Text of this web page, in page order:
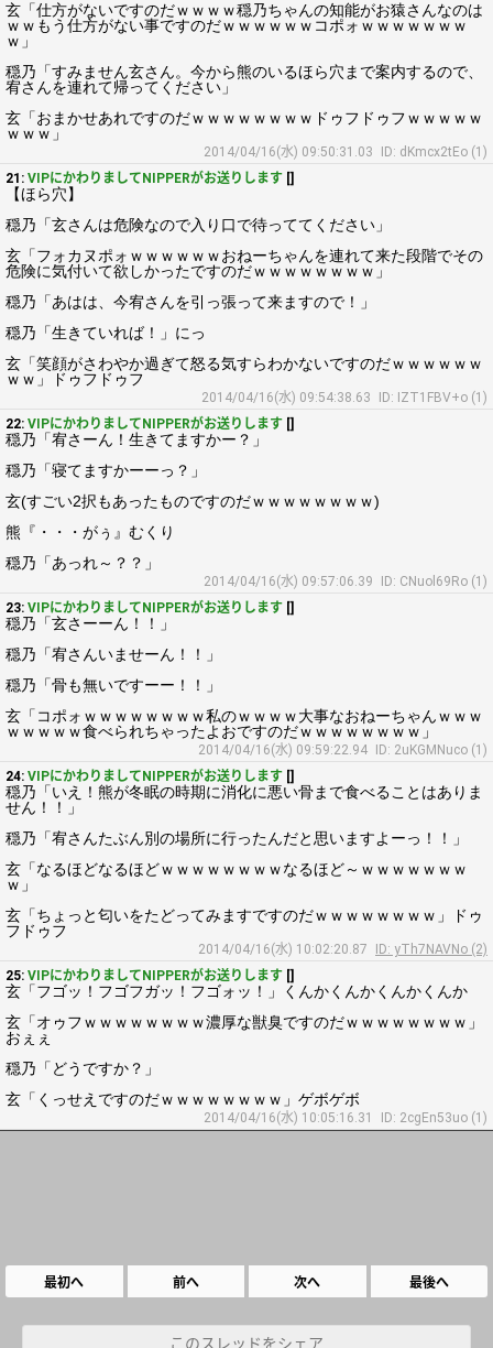
玄「仕方がないですのだｗｗｗｗ穏乃ちゃんの知能がお猿さんなのは
ｗｗもう仕方がない事ですのだｗｗｗｗｗｗコポォｗｗｗｗｗｗｗ
ｗ」
穏乃「すみません玄さん。今から熊のいるほら穴まで案内するので、
宥さんを連れて帰ってください」
玄「おまかせあれですのだｗｗｗｗｗｗｗｗドゥフドゥフｗｗｗｗｗ
ｗｗｗ」
2014/04/16(水) 09:50:31.03
ID: dKmcx2tEo (1)
21: VIPにかわりましてNIPPERがお送りします []
【ほら穴】
穏乃「玄さんは危険なので入り口で待っててください」
玄「フォカヌポォｗｗｗｗｗｗおねーちゃんを連れて来た段階でその
危険に気付いて欲しかったですのだｗｗｗｗｗｗｗｗ」
穏乃「あはは、今宥さんを引っ張って来ますので！」
穏乃「生きていれば！」にっ
玄「笑顔がさわやか過ぎて怒る気すらわかないですのだｗｗｗｗｗｗ
ｗｗ」ドゥフドゥフ
2014/04/16(水) 09:54:38.63
ID: IZT1FBV+o (1)
22: VIPにかわりましてNIPPERがお送りします []
穏乃「宥さーん！生きてますかー？」
穏乃「寝てますかーーっ？」
玄(すごい2択もあったものですのだｗｗｗｗｗｗｗｗ)
熊『・・・がぅ』むくり
穏乃「あっれ～？？」
2014/04/16(水) 09:57:06.39
ID: CNuol69Ro (1)
23: VIPにかわりましてNIPPERがお送りします []
穏乃「玄さーーん！！」
穏乃「宥さんいませーん！！」
穏乃「骨も無いですーー！！」
玄「コポォｗｗｗｗｗｗｗｗ私のｗｗｗｗ大事なおねーちゃんｗｗｗ
ｗｗｗｗｗ食べられちゃったよおですのだｗｗｗｗｗｗｗｗ」
2014/04/16(水) 09:59:22.94
ID: 2uKGMNuco (1)
24: VIPにかわりましてNIPPERがお送りします []
穏乃「いえ！熊が冬眠の時期に消化に悪い骨まで食べることはありま
せん！！」
穏乃「宥さんたぶん別の場所に行ったんだと思いますよーっ！！」
玄「なるほどなるほどｗｗｗｗｗｗｗｗなるほど～ｗｗｗｗｗｗｗ
ｗ」
玄「ちょっと匂いをたどってみますですのだｗｗｗｗｗｗｗｗ」ドゥ
フドゥフ
2014/04/16(水) 10:02:20.87
ID: yTh7NAVNo (2)
25: VIPにかわりましてNIPPERがお送りします []
玄「フゴッ！フゴフガッ！フゴォッ！」くんかくんかくんかくんか
玄「オゥフｗｗｗｗｗｗｗｗ濃厚な獣臭ですのだｗｗｗｗｗｗｗｗ」
おぇぇ
穏乃「どうですか？」
玄「くっせえですのだｗｗｗｗｗｗｗｗ」ゲボゲボ
2014/04/16(水) 10:05:16.31 ID: 2cgEn53uo (1)
最初へ 前へ 次へ 最後へ
このスレッドをシェア